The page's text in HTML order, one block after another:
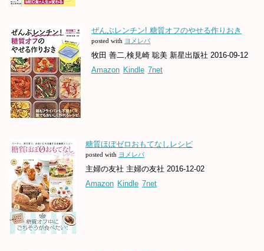
ぜんぶレンチン! 糖質オフのやせる作りおき
posted with ヨメレバ
牧田 善二,検見崎 聡美 新星出版社 2016-09-12
Amazon Kindle 7net
糖質ほぼゼロおもてなしレシピ
posted with ヨメレバ
主婦の友社 主婦の友社 2016-12-02
Amazon Kindle 7net